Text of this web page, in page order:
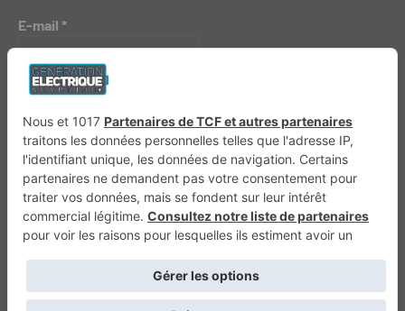
E-mail *
Génération 4×4 Génération Sans Permis VTTAE.fr FullAttack MX2K